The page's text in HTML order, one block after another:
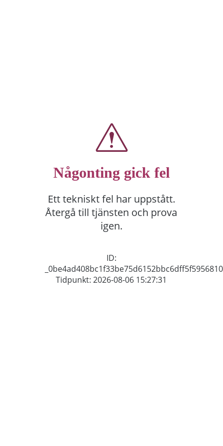
Någonting gick fel
Ett tekniskt fel har uppstått.
Återgå till tjänsten och prova
igen.
ID:
_0be4ad408bc1f33be75d6152bbc6dff5f5956810
Tidpunkt: 2026-08-06 15:27:31